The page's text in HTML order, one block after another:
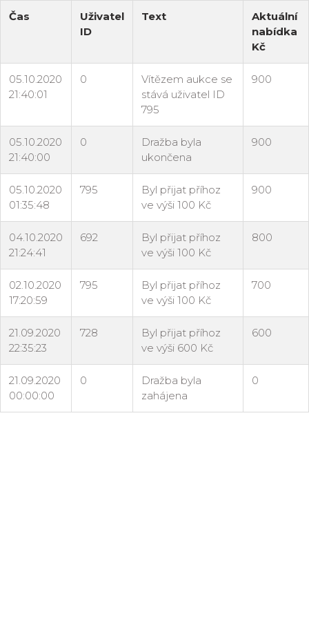
Čas
Uživatel
ID
Text
Aktuální
nabídka
Kč
05.10.2020
21:40:01
0
Vítězem aukce se
stává uživatel ID
795
900
05.10.2020
21:40:00
0
Dražba byla
ukončena
900
05.10.2020
01:35:48
795
Byl přijat příhoz
ve výši 100 Kč
900
04.10.2020
21:24:41
692
Byl přijat příhoz
ve výši 100 Kč
800
02.10.2020
17:20:59
795
Byl přijat příhoz
ve výši 100 Kč
700
21.09.2020
22:35:23
728
Byl přijat příhoz
ve výši 600 Kč
600
21.09.2020
00:00:00
0
Dražba byla
zahájena
0